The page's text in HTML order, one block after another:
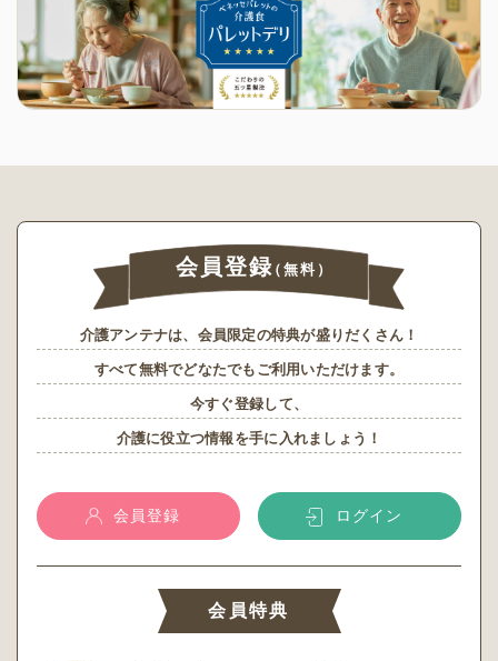
会員登録（無料）
介護アンテナは、会員限定の特典が盛りだくさん！
すべて無料でどなたでもご利用いただけます。
今すぐ登録して、
介護に役立つ情報を手に入れましょう！
会員登録 ログイン
会員特典